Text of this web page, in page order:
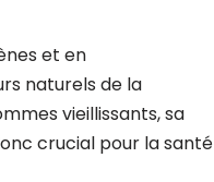
et en
naturels de la
vieillissants, sa
crucial pour la santé